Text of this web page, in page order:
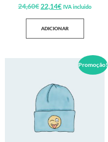
24,60€ 22,14€ IVA incluido
ADICIONAR
Promoção!